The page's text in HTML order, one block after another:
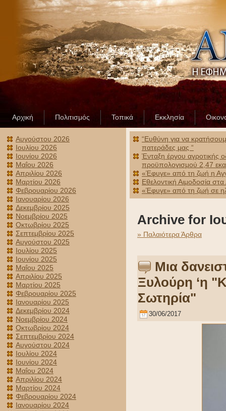
Αρχική Πολιτισμός Τοπικά Εκκλησία
Αυγούστου 2026
Ιουλίου 2026
Ιουνίου 2026
Μαΐου 2026
Απριλίου 2026
Μαρτίου 2026
Φεβρουαρίου 2026
Ιανουαρίου 2026
Δεκεμβρίου 2025
Νοεμβρίου 2025
Οκτωβρίου 2025
Σεπτεμβρίου 2025
Αυγούστου 2025
Ιουλίου 2025
Ιουνίου 2025
Μαΐου 2025
Απριλίου 2025
Μαρτίου 2025
Φεβρουαρίου 2025
Ιανουαρίου 2025
Δεκεμβρίου 2024
Νοεμβρίου 2024
Οκτωβρίου 2024
Σεπτεμβρίου 2024
Αυγούστου 2024
Ιουλίου 2024
Ιουνίου 2024
Μαΐου 2024
Απριλίου 2024
Μαρτίου 2024
Φεβρουαρίου 2024
Ιανουαρίου 2024
“Ευθύνη για να
πατεράδες μας “
Ένταξη έργου αγροτικής
προϋπολογισμού 2,47
«Έφυγε» από τη ζωή η
Εθελοντική Αιμοδοσία
«Έφυγε» από τη ζωή σε
Archive for
» Παλαιότερα Άρθρα
Μια
Ξυλούρη ‘η
Σωτηρία"
30/06/2017